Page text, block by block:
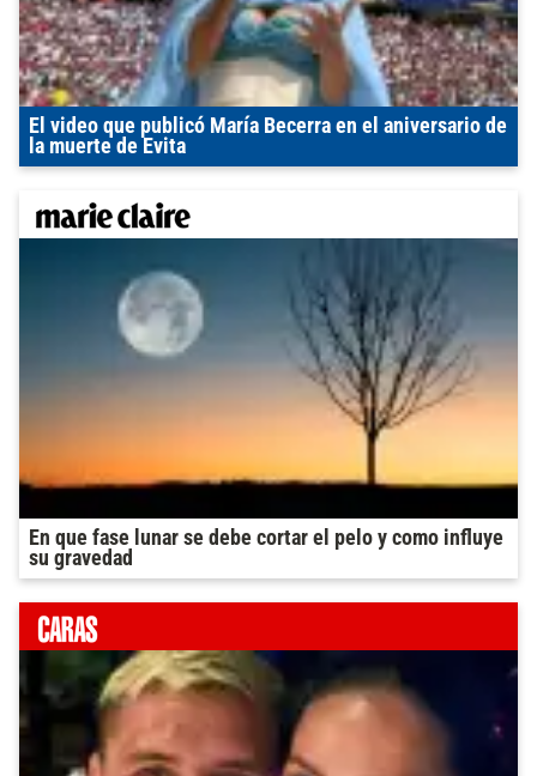
El video que publicó María Becerra en el aniversario de
la muerte de Evita
En que fase lunar se debe cortar el pelo y como influye
su gravedad